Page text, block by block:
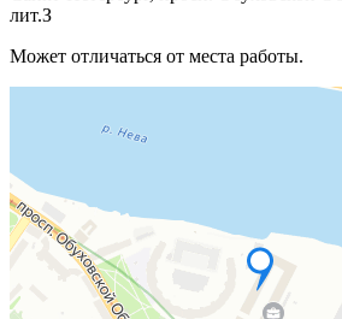
лит.З
Может отличаться от места работы.